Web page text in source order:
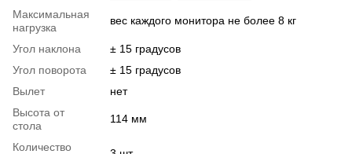
Максимальная
нагрузка
вес каждого монитора не более 8 кг
Угол наклона
± 15 градусов
Угол поворота
± 15 градусов
Вылет
нет
Высота от
стола
114 мм
Количество